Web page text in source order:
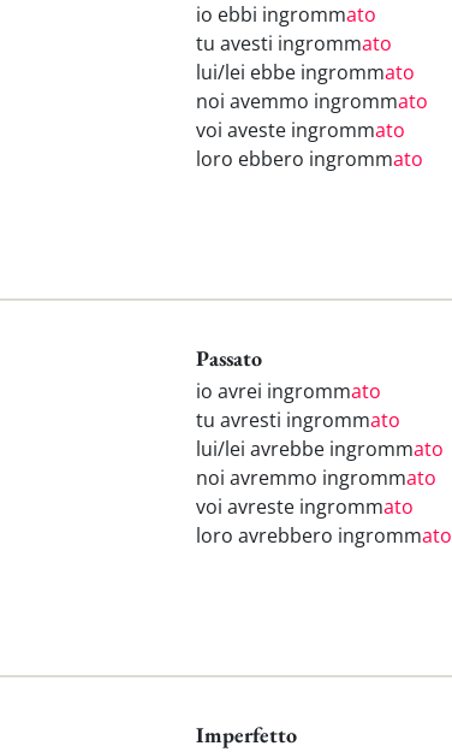
io ebbi ingrommato
tu avesti ingrommato
lui/lei ebbe ingrommato
noi avemmo ingrommato
voi aveste ingrommato
loro ebbero ingrommato
Passato
io avrei ingrommato
tu avresti ingrommato
lui/lei avrebbe ingrommato
noi avremmo ingrommato
voi avreste ingrommato
loro avrebbero ingrommato
Imperfetto